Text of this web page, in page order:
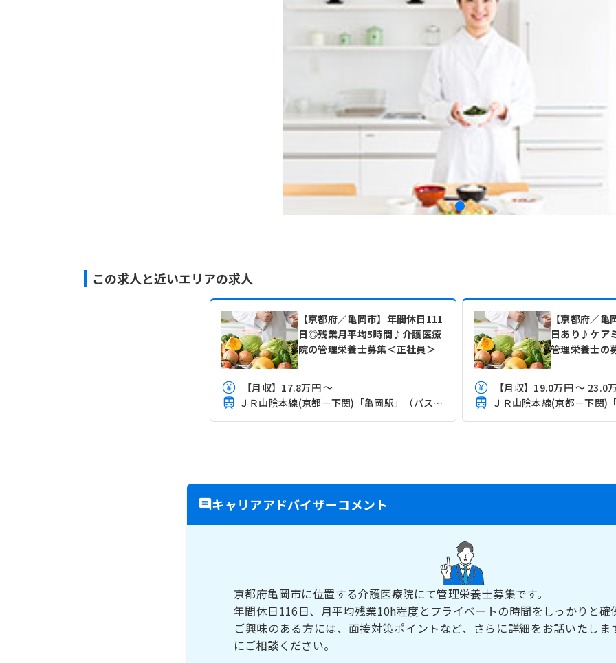
この求人と近いエリアの求人
【京都府／亀岡市】年間休日111
日◎残業月平均5時間♪介護医療
院の管理栄養士募集＜正社員＞
【月収】17.8万円 ～
ＪＲ山陰本線(京都－下関)「亀岡駅」（バス・車6分）
【京都府／
日あり♪ケア
管理栄養士の
【月収】19.0万円 ～
キャリアアドバイザーコメント
京都府亀岡市に位置する介護医療院にて管理栄養士募集です。
年間休日116日、月平均残業10h程度とプライベートの時間をしっかりと確
ご興味のある方には、面接対策ポイントなど、さらに詳細をお話いたしま
にご相談ください。